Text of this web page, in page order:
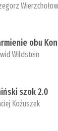
obu
Wildstein
szok 2.0
Kożuszek